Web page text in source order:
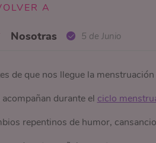
A
Nosotras 5 de Junio
de que nos llegue la
acompañan durante el ciclo
repentinos de humor,